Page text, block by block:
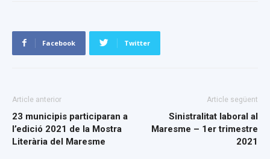
Facebook Twitter
Article anterior
23 municipis participaran a
l’edició 2021 de la Mostra
Literària del Maresme
Article següent
Sinistralitat laboral al
Maresme – 1er trimestre
2021